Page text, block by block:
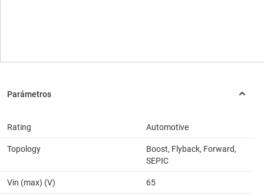
Rating Automotive
Topology
Boost, Flyback, Forward,
SEPIC
Vin (max) (V) 65